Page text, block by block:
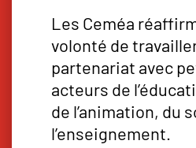
Les Ceméa
volonté de
partenariat avec
acteurs de
de l’animation, du
l’enseignement.